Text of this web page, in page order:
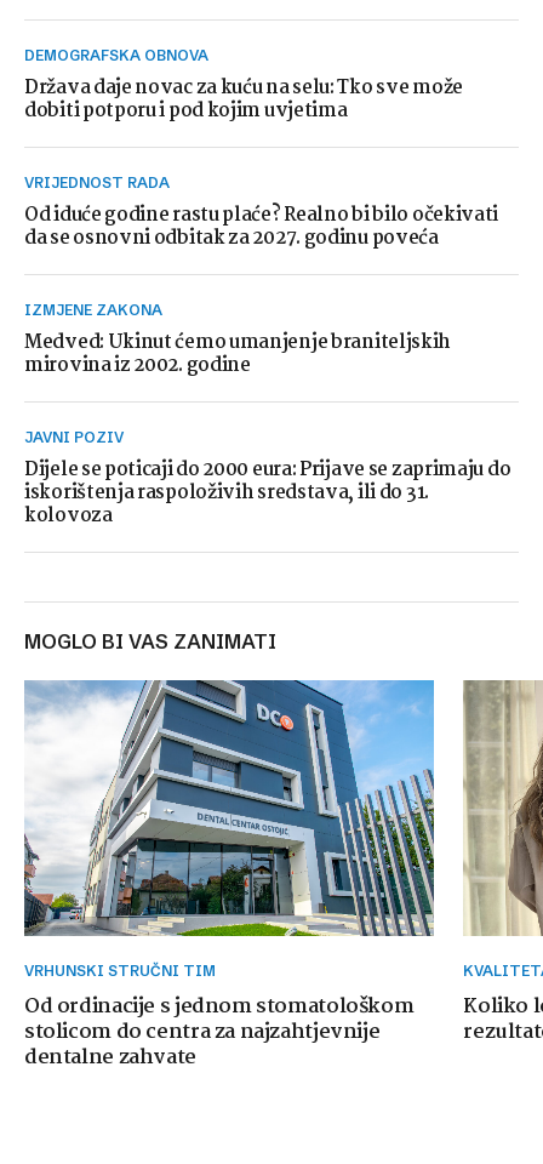
DEMOGRAFSKA OBNOVA
Država daje novac za kuću na selu: Tko sve može
dobiti potporu i pod kojim uvjetima
VRIJEDNOST RADA
Od iduće godine rastu plaće? Realno bi bilo očekivati
da se osnovni odbitak za 2027. godinu poveća
IZMJENE ZAKONA
Medved: Ukinut ćemo umanjenje braniteljskih
mirovina iz 2002. godine
JAVNI POZIV
Dijele se poticaji do 2000 eura: Prijave se zaprimaju do
iskorištenja raspoloživih sredstava, ili do 31.
kolovoza
MOGLO BI VAS ZANIMATI
VRHUNSKI STRUČNI TIM
Od ordinacije s jednom stomatološkom
stolicom do centra za najzahtjevnije
dentalne zahvate
Koliko